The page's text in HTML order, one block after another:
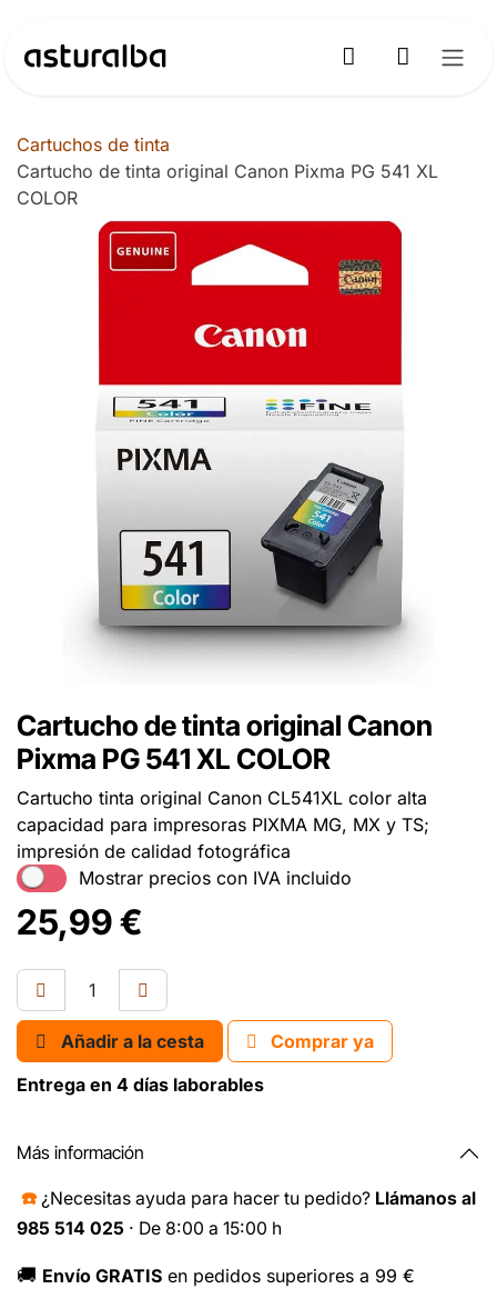
Cartuchos de tinta
Cartucho de tinta original Canon Pixma PG 541 XL
COLOR
Cartucho de tinta original Canon
Pixma PG 541 XL COLOR
Cartucho tinta original Canon CL541XL color alta
capacidad para impresoras PIXMA MG, MX y TS;
impresión de calidad fotográfica
Mostrar precios con IVA incluido
25,99€
Añadir a la cesta
Comprar ya
Entrega en 4 días laborables
Más información
☎️ ¿Necesitas ayuda para hacer tu pedido? Llámanos al
985 514 025 · De 8:00 a 15:00 h
🚚 Envío GRATIS en pedidos superiores a 99 €